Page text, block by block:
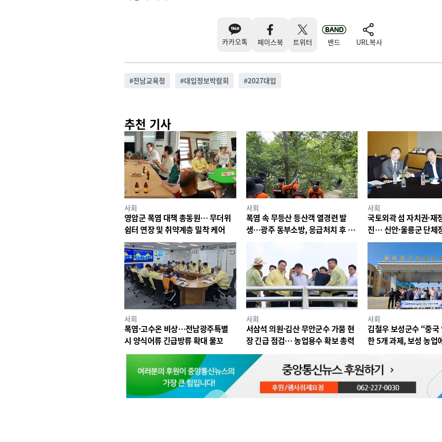
카카오톡 페이스북 트위터 밴드 URL복사
#전남교육청 #대입정보박람회 #2027대입
추천 기사
사회
영암군 폭염 대책 총동원… 무더위
쉼터 연장 및 취약계층 밀착 케어
사회
폭염 속 무등산 등산객 열경련 발
생…광주 동부소방, 응급처치 후 병
사회
국토외곽 섬 자치권·재
진… 신안·울릉군 단체
최
사회
폭염·고수온 비상…전남광주특별
시 양식어류 긴급방류 확대 물꼬
사회
서삼석 의원·김산 무안군수 가뭄 현
장 긴급 점검… 농업용수 확보 총력
사회
김철우 보성군수 “중국
한 5개 과제, 보성 농업